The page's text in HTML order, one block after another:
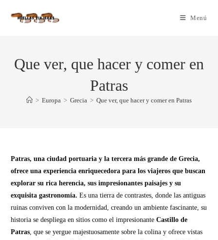
Menú
Que ver, que hacer y comer en
Patras
> Europa > Grecia > Que ver, que hacer y comer en Patras
Patras, una ciudad portuaria y la tercera más grande de Grecia,
ofrece una experiencia enriquecedora para los viajeros que buscan
explorar su rica herencia, sus impresionantes paisajes y su
exquisita gastronomía.Es una tierra de contrastes, donde las antiguas
ruinas conviven con la modernidad, creando un ambiente fascinante, su
historia se despliega en sitios como el impresionanteCastillo de
Patras, que se yergue majestuosamente sobre la colina y ofrece vistas